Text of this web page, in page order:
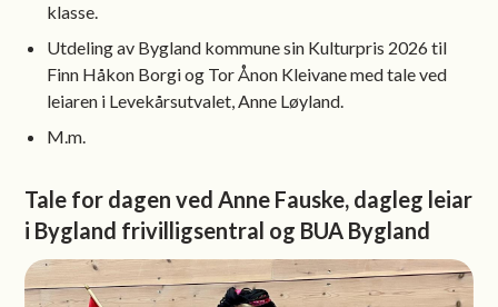
klasse.
Utdeling av Bygland kommune sin Kulturpris 2026 til
Finn Håkon Borgi og Tor Ånon Kleivane med tale ved
leiaren i Levekårsutvalet, Anne Løyland.
M.m.
Tale for dagen ved Anne Fauske, dagleg leiar
i Bygland frivilligsentral og BUA Bygland